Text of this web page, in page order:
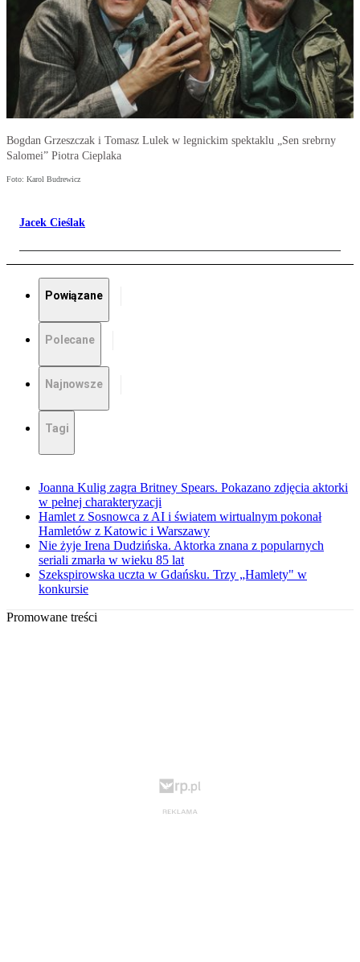
Bogdan Grzeszczak i Tomasz Lulek w legnickim spektaklu „Sen srebrny
Salomei” Piotra Cieplaka
Foto: Karol Budrewicz
Jacek Cieślak
Powiązane
Polecane
Najnowsze
Tagi
Joanna Kulig zagra Britney Spears. Pokazano zdjęcia aktorki
w pełnej charakteryzacji
Hamlet z Sosnowca z AI i światem wirtualnym pokonał
Hamletów z Katowic i Warszawy
Nie żyje Irena Dudzińska. Aktorka znana z popularnych
seriali zmarła w wieku 85 lat
Szekspirowska uczta w Gdańsku. Trzy „Hamlety" w
konkursie
Promowane treści